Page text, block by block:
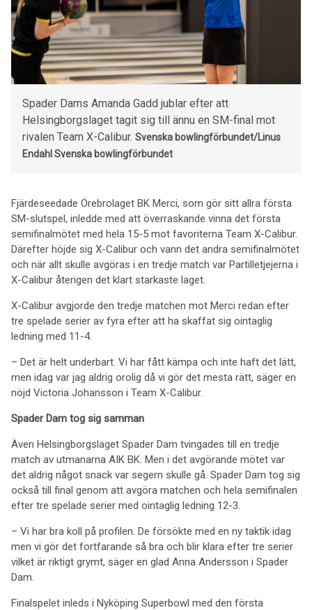
Spader Dams Amanda Gadd jublar efter att
Helsingborgslaget tagit sig till ännu en SM-final mot
rivalen Team X-Calibur. Svenska bowlingförbundet/Linus
Endahl Svenska bowlingförbundet
Fjärdeseedade Örebrolaget BK Merci, som gör sitt allra första
SM-slutspel, inledde med att överraskande vinna det första
semifinalmötet med hela 15-5 mot favoriterna Team X-Calibur.
Därefter höjde sig X-Calibur och vann det andra semifinalmötet
och när allt skulle avgöras i en tredje match var Partilletjejerna i
X-Calibur återigen det klart starkaste laget.
X-Calibur avgjorde den tredje matchen mot Merci redan efter
tre spelade serier av fyra efter att ha skaffat sig ointaglig
ledning med 11-4.
– Det är helt underbart. Vi har fått kämpa och inte haft det lätt,
men idag var jag aldrig orolig då vi gör det mesta rätt, säger en
nöjd Victoria Johansson i Team X-Calibur.
Spader Dam tog sig samman
Även Helsingborgslaget Spader Dam tvingades till en tredje
match av utmanarna AIK BK. Men i det avgörande mötet var
det aldrig något snack var segern skulle gå. Spader Dam tog sig
också till final genom att avgöra matchen och hela semifinalen
efter tre spelade serier med ointaglig ledning 12-3.
– Vi har bra koll på profilen. De försökte med en ny taktik idag
men vi gör det fortfarande så bra och blir klara efter tre serier
vilket är riktigt grymt, säger en glad Anna Andersson i Spader
Dam.
Finalspelet inleds i Nyköping Superbowl med den första